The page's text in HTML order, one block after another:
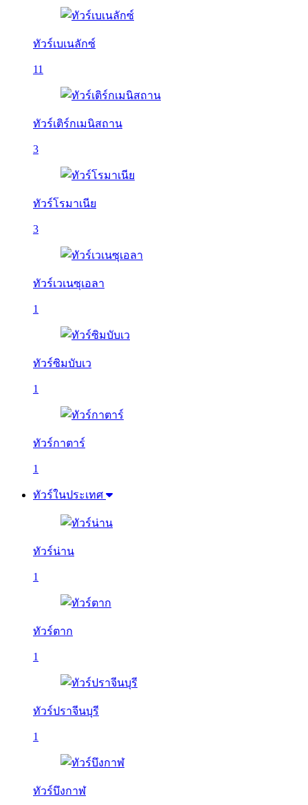
ทัวร์เบเนลักซ์
11
ทัวร์เติร์กเมนิสถาน
3
ทัวร์โรมาเนีย
3
ทัวร์เวเนซุเอลา
1
ทัวร์ซิมบับเว
1
ทัวร์กาตาร์
1
ทัวร์ในประเทศ
ทัวร์น่าน
1
ทัวร์ตาก
1
ทัวร์ปราจีนบุรี
1
ทัวร์บึงกาฬ